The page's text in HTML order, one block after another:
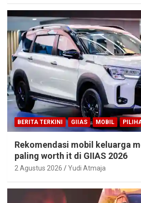
BERITA TERKINI GIIAS MOBIL
Rekomendasi mobil keluarga
paling worth it di GIIAS 2026
2 Agustus 2026 Yudi Atmaja